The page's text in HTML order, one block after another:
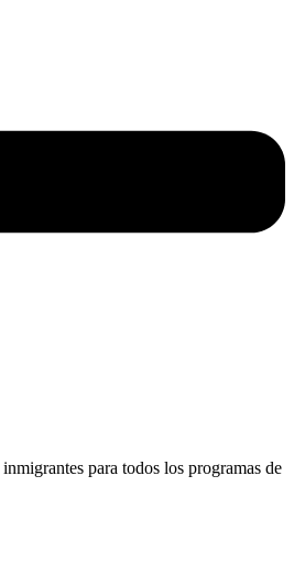
para todos los programas de